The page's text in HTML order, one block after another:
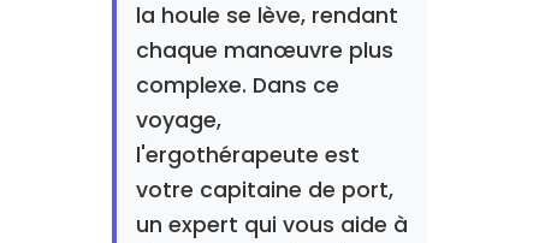
la houle se lève, rendant
chaque manœuvre plus
complexe. Dans ce
voyage,
l'ergothérapeute est
votre capitaine de port,
un expert qui vous aide à